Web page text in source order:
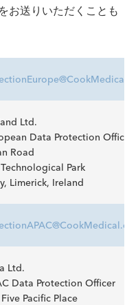
お送りいただくことも
Ltd.
Data Protection Officer
Road
Park
Limerick, Ireland
Ltd.
Data Protection Officer
Pacific Place